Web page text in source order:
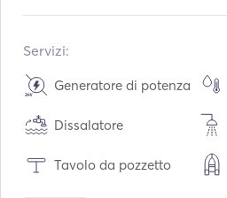
Servizi:
Generatore di potenza
Dissalatore
Tavolo da pozzetto